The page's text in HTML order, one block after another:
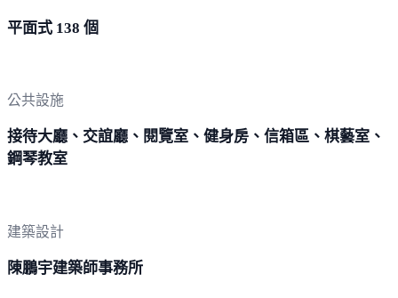
平面式 138 個
公共設施
接待大廳、交誼廳、閱覽室、健身房、信箱區、棋藝室、
鋼琴教室
建築設計
陳鵬宇建築師事務所